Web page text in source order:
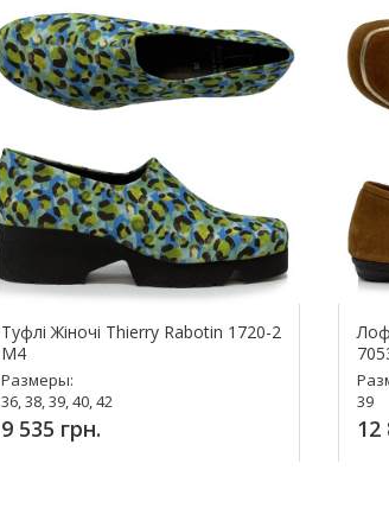
Туфлі Жіночі Thierry Rabotin 1720-2
M4
Размеры:
36, 38, 39, 40, 42
9 535 грн.
39
12